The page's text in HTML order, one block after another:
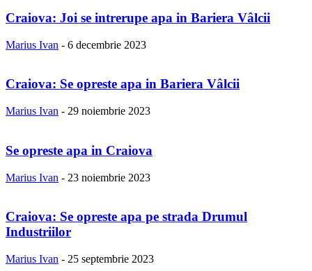
Craiova: Joi se intrerupe apa in Bariera Vâlcii
Marius Ivan - 6 decembrie 2023
Craiova: Se opreste apa in Bariera Vâlcii
Marius Ivan - 29 noiembrie 2023
Se opreste apa in Craiova
Marius Ivan - 23 noiembrie 2023
Craiova: Se opreste apa pe strada Drumul
Industriilor
Marius Ivan - 25 septembrie 2023